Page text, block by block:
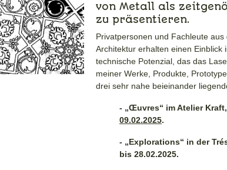
von Metall als
zu präsentieren.
Privatpersonen und Fachleute
Architektur erhalten einen Einblick
technische Potenzial, das das
meiner Werke, Produkte,
drei sehr nahe beieinander
- „Œuvres“ im Atelier
09.02.2025.
- „Explorations“ in der
bis 28.02.2025.